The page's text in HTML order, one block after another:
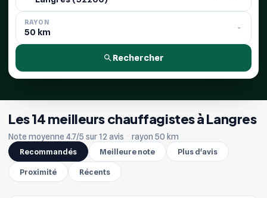
RAYON
Rechercher
Les 14 meilleurs chauffagistes à Langres
Note moyenne 4.7/5 sur 12 avis · rayon 50 km
Recommandés
Meilleure note Plus d'avis
Proximité Récents